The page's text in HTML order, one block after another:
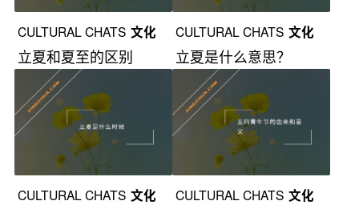
CULTURAL CHATS 文化
漫谈
立夏和夏至的区别
CULTURAL CHATS 文化
漫谈
立夏是什么意思？
CULTURAL CHATS 文化
CULTURAL CHATS 文化